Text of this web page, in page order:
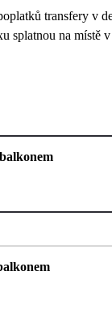
transfery v
splatnou na místě